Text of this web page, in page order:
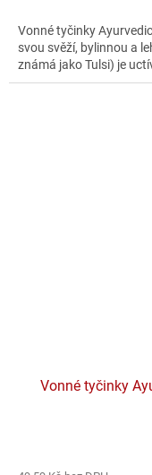
Vonné tyčinky
svou svěží, bylinnou a
známá jako Tulsi) je
Vonné tyčinky